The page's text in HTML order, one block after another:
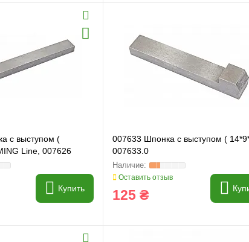
с выступом (
Line, 007626
Купить
007633 Шпонка с выступом (
007633.0
Оставить отзыв
125 ₴